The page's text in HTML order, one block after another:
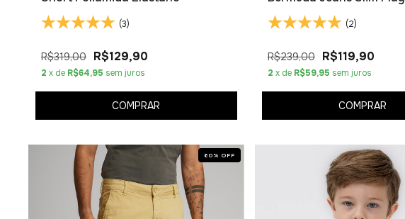
(3)
R$319,00 R$129,90
2 x de R$64,95 sem juros
COMPRAR
(2)
R$239,00 R$119,90
2 x de R$59,95 sem juros
COMPRAR
60 % OFF